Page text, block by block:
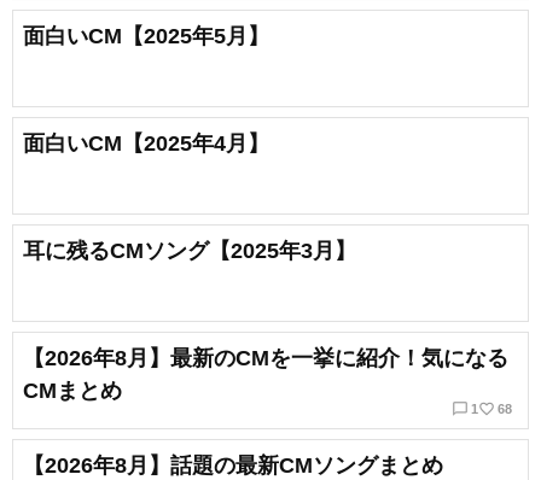
面白いCM【2025年5月】
面白いCM【2025年4月】
耳に残るCMソング【2025年3月】
【2026年8月】最新のCMを一挙に紹介！気になる
CMまとめ
chat_bubble_outline 1 favorite_border 68
【2026年8月】話題の最新CMソングまとめ